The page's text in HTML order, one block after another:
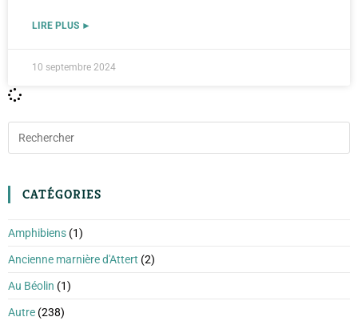
LIRE PLUS ►
10 septembre 2024
CATÉGORIES
Amphibiens (1)
Ancienne marnière d'Attert (2)
Au Béolin (1)
Autre (238)